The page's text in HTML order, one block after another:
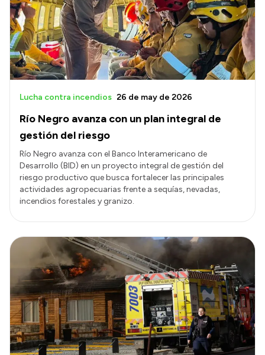
Río Negro avanza con un plan integral de
gestión del riesgo
Lucha contra incendios 26 de may de 2026
Río Negro avanza con el Banco Interamericano de
Desarrollo (BID) en un proyecto integral de gestión del
riesgo productivo que busca fortalecer las principales
actividades agropecuarias frente a sequías, nevadas,
incendios forestales y granizo.